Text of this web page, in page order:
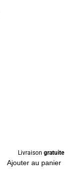
Livraison gratuite
Ajouter au panier